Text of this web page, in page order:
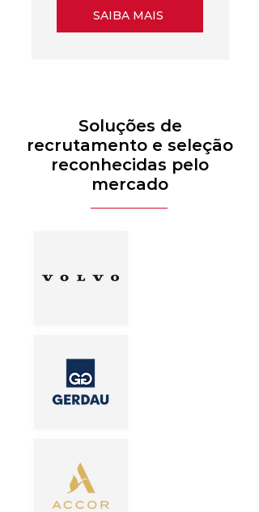
SAIBA MAIS
Soluções de
recrutamento e seleção
reconhecidas pelo
mercado